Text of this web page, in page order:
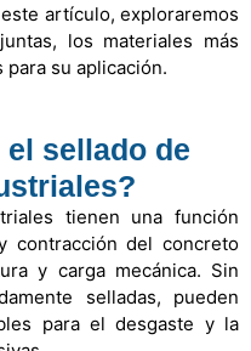
artículo, exploraremos
los materiales más
su aplicación.
sellado de
tienen una función
contracción del concreto
y carga mecánica. Sin
selladas, pueden
para el desgaste y la